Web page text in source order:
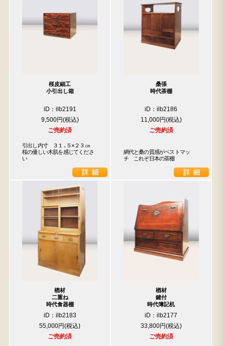
桜皮細工
小引出し箱
iD：ilb2191
9,500円
ご売約済
引出し内寸　３１.５×２３㎝
桜の優しい木肌を感じてくださ
い
桑張
時代茶棚
iD：ilb2186
11,000円
ご売約済
網代と桑の質感がベストマッ
チ　これぞ日本の茶棚
楢材
二重ね
時代食器棚
iD：ilb2183
55,000円
ご売約済
楢材
鍵付
時代簿記机
iD：ilb2177
33,800円
ご売約済